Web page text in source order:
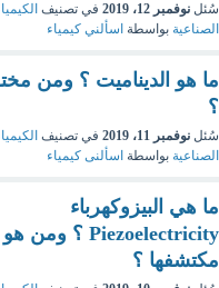
سُئل نوفمبر 12، 2019 في تصنيف
الصناعية بواسطة اسألني كيمياء
ما هو الديناميت ؟ ومن
؟
سُئل نوفمبر 11، 2019 في تصنيف
الصناعية بواسطة اسألنى كيمياء
ما هي البيزوكهرباء
Piezoelectricity ؟ ومن هو
مكتشفها ؟